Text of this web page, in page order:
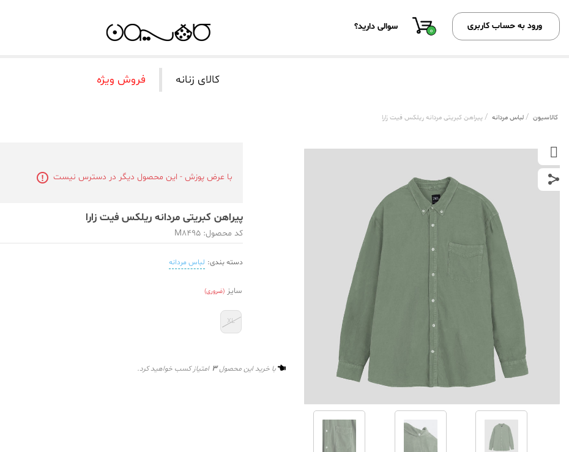
ورود به حساب کاربری 0 سوالی دارید؟
کالای زنانه فروش ویژه
کالاسیون / لباس مردانه / پیراهن کبریتی مردانه ریلکس فیت زارا
با عرض پوزش - این محصول دیگر در دسترس نیست
پیراهن کبریتی مردانه ریلکس فیت زارا
کد محصول: M8495
دسته بندی: لباس مردانه
سایز (ضروری)
XL
با خرید این محصول3 امتیاز کسب خواهید کرد.